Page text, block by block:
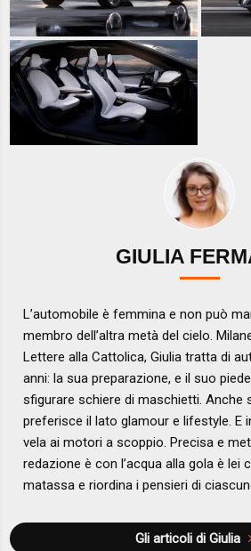
GIULIA
L’automobile è femmina e non può
membro dell’altra metà del cielo.
Lettere alla Cattolica, Giulia tratta di
anni: la sua preparazione, e il suo
sfigurare schiere di maschietti. Anche
preferisce il lato glamour e lifestyle. E
vela ai motori a scoppio. Precisa e
redazione è con l’acqua alla gola è lei
matassa e riordina i pensieri di
Gli articoli di Giulia